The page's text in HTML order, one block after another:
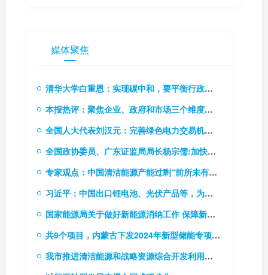
媒体聚焦
清华大学白重恩：实现碳中和，要平衡行政手段和价格手段
本报热评：聚焦企业、政府和市场三个维度，推动碳市场能力建设
全国人大代表刘汉元：完善绿色电力交易机制，扩大绿电交易试点
全国政协委员、广东证监局局长杨宗儒:加快推进碳市场立法进程 研究推出碳排放权期货
专家观点：中国清洁能源产能过剩“前所未有”！
习近平：中国出口锂电池、光伏产品等，为全球应对气候变化和绿色低碳转型作出巨大贡献
国家能源局关于做好新能源消纳工作 保障新能源高质量发展的通知
共9个项目，内蒙古下发2024年新型储能专项行动实施项目清单
我市推进清洁能源和战略资源综合开发利用基地建设